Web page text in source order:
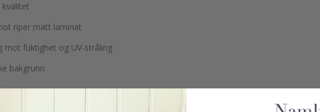
kvalitet
riper matt laminat
mot fuktighet og UV-stråling
bakgrunn